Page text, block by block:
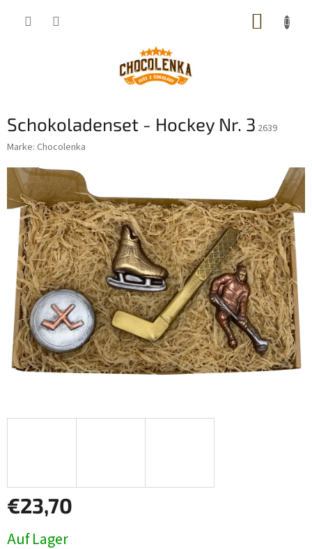
Schokoladenset - Hockey Nr. 3 2639
Marke: Chocolenka
€23,70
Auf Lager